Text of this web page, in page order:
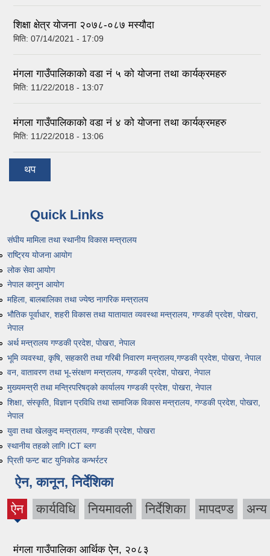
शिक्षा क्षेत्र योजना २०७८-०८७ मस्यौदा
मिति: 07/14/2021 - 17:09
मंगला गाउँपालिकाको वडा नं ५ को योजना तथा कार्यक्रमहरु
मिति: 11/22/2018 - 13:07
मंगला गाउँपालिकाको वडा नं ४ को योजना तथा कार्यक्रमहरु
मिति: 11/22/2018 - 13:06
थप
Quick Links
संघीय मामिला तथा स्थानीय विकास मन्त्रालय
राष्ट्रिय योजना आयोग
लोक सेवा आयोग
नेपाल कानुन आयोग
महिला, बालबालिका तथा ज्येष्ठ नागरिक मन्त्रालय
भौतिक पूर्वाधार, शहरी विकास तथा यातायात व्यवस्था मन्त्रालय, गण्डकी प्रदेश, पोखरा,
नेपाल
अर्थ मन्त्रालय गण्डकी प्रदेश, पोखरा, नेपाल
भूमि व्यवस्था, कृषि, सहकारी तथा गरिबी निवारण मन्त्रालय,गण्डकी प्रदेश, पाेखरा, नेपाल
वन, वातावरण तथा भू-संरक्षण मन्त्रालय, गण्डकी प्रदेश, पोखरा, नेपाल
मुख्यमन्त्री तथा मन्त्रिपरिषद्को कार्यालय गण्डकी प्रदेश, पाेखरा, नेपाल
शिक्षा, संस्कृति, विज्ञान प्रविधि तथा सामाजिक विकास मन्त्रालय, गण्डकी प्रदेश, पोखरा,
नेपाल
युवा तथा खेलकुद मन्त्रालय, गण्डकी प्रदेश, पोखरा
स्थानीय तहको लागि ICT ब्लग
प्रिती फन्ट बाट युनिकोड कन्भर्रटर
ऐन, कानून, निर्देशिका
ऐन कार्यविधि नियमावली निर्देशिका मापदण्ड अन्य
मंगला गाउँपालिका आर्थिक ऐन, २०८३